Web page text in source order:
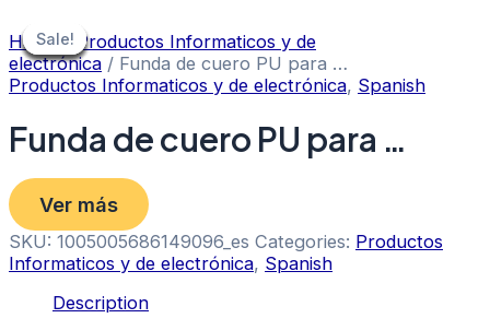
to
content
Home/ Productos Informaticos y de
electrónica / Funda de cuero PU para …
Productos Informaticos y de electrónica, Spanish
Funda de cuero PU para …
Ver más
SKU: 1005005686149096_es Categories: Productos
Informaticos y de electrónica, Spanish
Description
Sale!
Sale!
Sale!
Sale!
Sale!
Sale!
Sale!
Sale!